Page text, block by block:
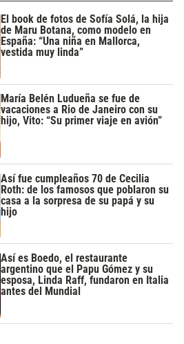
El book de fotos de Sofía Solá, la hija
de Maru Botana, como modelo en
España: “Una niña en Mallorca,
vestida muy linda”
María Belén Ludueña se fue de
vacaciones a Rio de Janeiro con su
hijo, Vito: “Su primer viaje en avión”
Así fue cumpleaños 70 de Cecilia
Roth: de los famosos que poblaron su
casa a la sorpresa de su papá y su
hijo
Así es Boedo, el restaurante
argentino que el Papu Gómez y su
esposa, Linda Raff, fundaron en Italia
antes del Mundial